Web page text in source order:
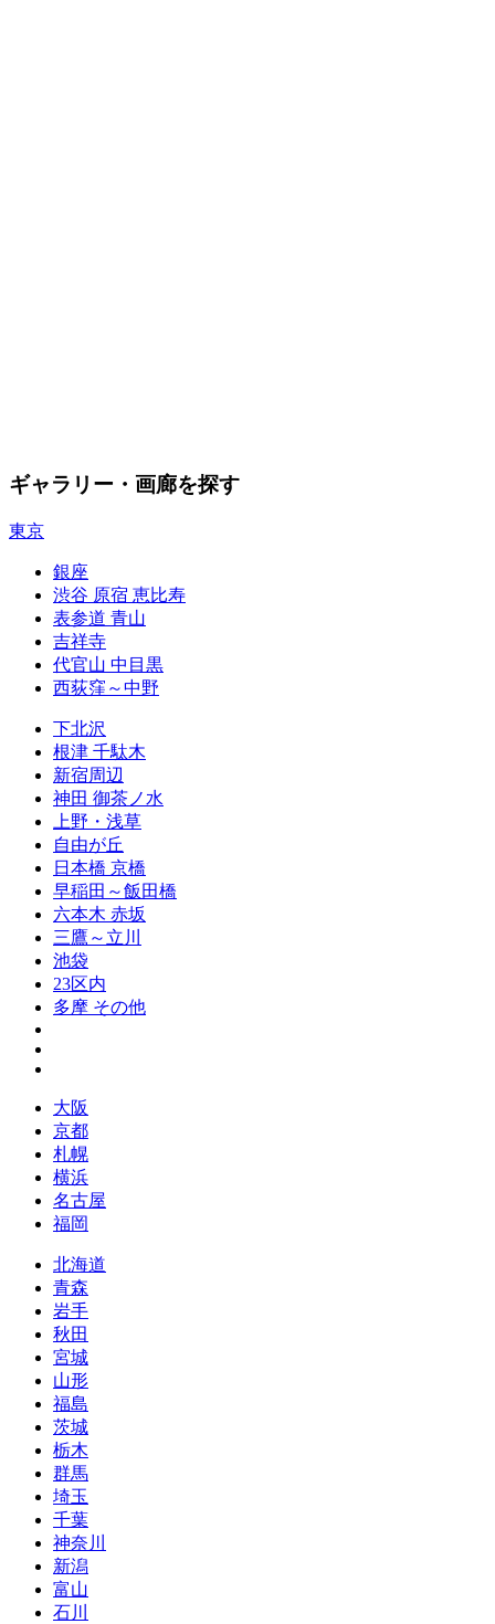
ギャラリー・画廊を探す
東京
銀座
渋谷 原宿 恵比寿
表参道 青山
吉祥寺
代官山 中目黒
西荻窪～中野
下北沢
根津 千駄木
新宿周辺
神田 御茶ノ水
上野・浅草
自由が丘
日本橋 京橋
早稲田～飯田橋
六本木 赤坂
三鷹～立川
池袋
23区内
多摩 その他
大阪
京都
札幌
横浜
名古屋
福岡
北海道
青森
岩手
秋田
宮城
山形
福島
茨城
栃木
群馬
埼玉
千葉
神奈川
新潟
富山
石川